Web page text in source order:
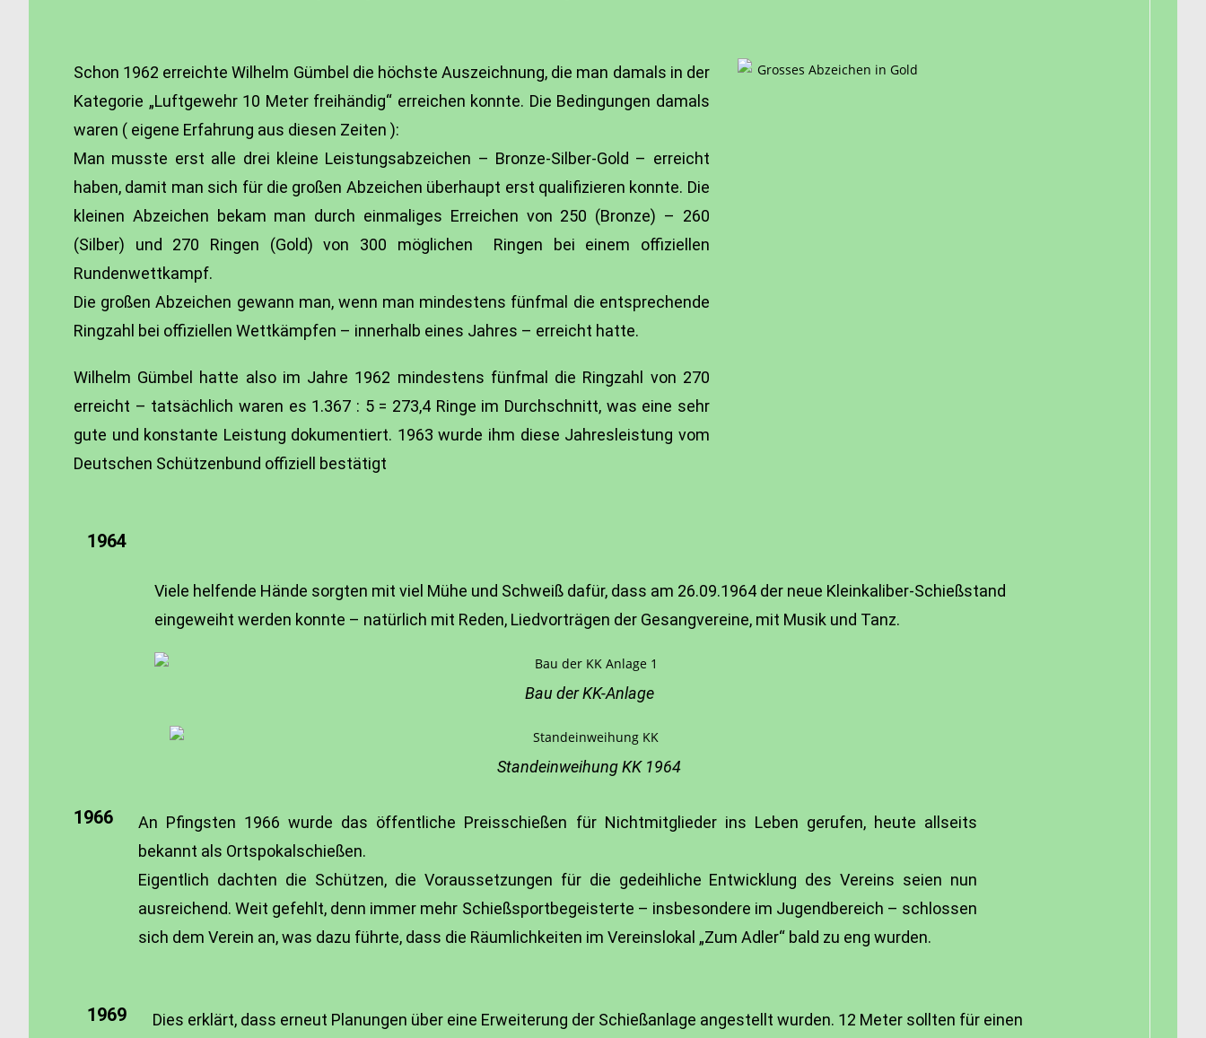
Schon 1962 erreichte Wilhelm Gümbel die höchste Auszeichnung, die man damals in der
Kategorie „Luftgewehr 10 Meter freihändig“ erreichen konnte. Die Bedingungen damals
waren ( eigene Erfahrung aus diesen Zeiten ):
Man musste erst alle drei kleine Leistungsabzeichen – Bronze-Silber-Gold – erreicht
haben, damit man sich für die großen Abzeichen überhaupt erst qualifizieren konnte. Die
kleinen Abzeichen bekam man durch einmaliges Erreichen von 250 (Bronze) – 260
(Silber) und 270 Ringen (Gold) von 300 möglichen Ringen bei einem offiziellen
Rundenwettkampf.
Die großen Abzeichen gewann man, wenn man mindestens fünfmal die entsprechende
Ringzahl bei offiziellen Wettkämpfen – innerhalb eines Jahres – erreicht hatte.
Wilhelm Gümbel hatte also im Jahre 1962 mindestens fünfmal die Ringzahl von 270
erreicht – tatsächlich waren es 1.367 : 5 = 273,4 Ringe im Durchschnitt, was eine sehr
gute und konstante Leistung dokumentiert. 1963 wurde ihm diese Jahresleistung vom
Deutschen Schützenbund offiziell bestätigt
1964
Viele helfende Hände sorgten mit viel Mühe und Schweiß dafür, dass am 26.09.1964 der neue Kleinkaliber-Schießstand
eingeweiht werden konnte – natürlich mit Reden, Liedvorträgen der Gesangvereine, mit Musik und Tanz.
Bau der KK-Anlage
Standeinweihung KK 1964
1966
An Pfingsten 1966 wurde das öffentliche Preisschießen für Nichtmitglieder ins Leben gerufen, heute allseits
bekannt als Ortspokalschießen.
Eigentlich dachten die Schützen, die Voraussetzungen für die gedeihliche Entwicklung des Vereins seien nun
ausreichend. Weit gefehlt, denn immer mehr Schießsportbegeisterte – insbesondere im Jugendbereich – schlossen
sich dem Verein an, was dazu führte, dass die Räumlichkeiten im Vereinslokal „Zum Adler“ bald zu eng wurden.
1969
Dies erklärt, dass erneut Planungen über eine Erweiterung der Schießanlage angestellt wurden. 12 Meter sollten für einen